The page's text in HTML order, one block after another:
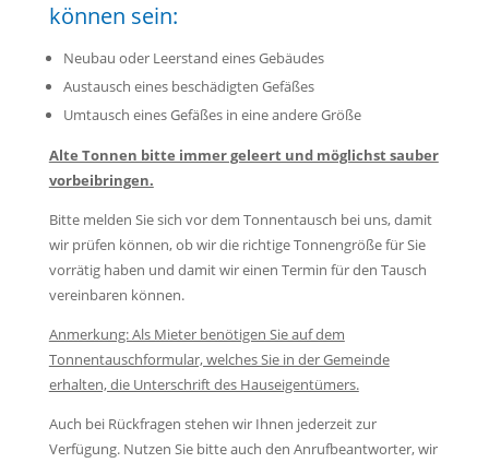
können sein:
Neubau oder Leerstand eines Gebäudes
Austausch eines beschädigten Gefäßes
Umtausch eines Gefäßes in eine andere Größe
Alte Tonnen bitte immer geleert und möglichst sauber
vorbeibringen.
Bitte melden Sie sich vor dem Tonnentausch bei uns, damit
wir prüfen können, ob wir die richtige Tonnengröße für Sie
vorrätig haben und damit wir einen Termin für den Tausch
vereinbaren können.
Anmerkung: Als Mieter benötigen Sie auf dem
Tonnentauschformular, welches Sie in der Gemeinde
erhalten, die Unterschrift des Hauseigentümers.
Auch bei Rückfragen stehen wir Ihnen jederzeit zur
Verfügung. Nutzen Sie bitte auch den Anrufbeantworter, wir